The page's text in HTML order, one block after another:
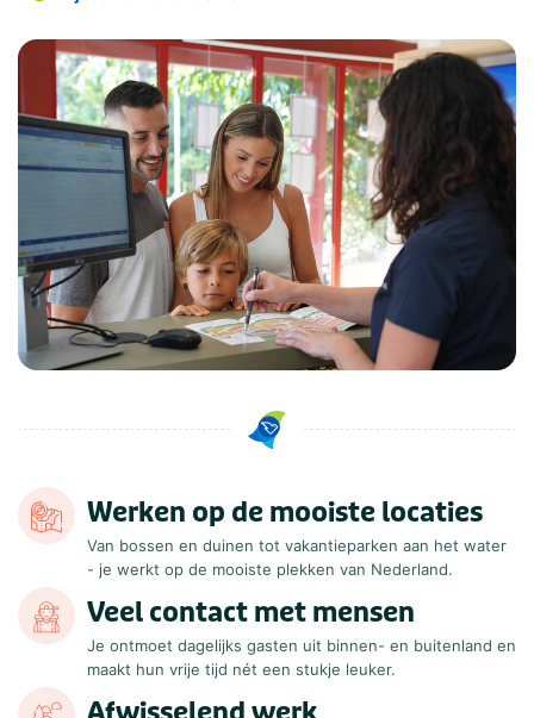
Werken op de mooiste locaties
Van bossen en duinen tot vakantieparken aan het water
- je werkt op de mooiste plekken van Nederland.
Veel contact met mensen
Je ontmoet dagelijks gasten uit binnen- en buitenland en
maakt hun vrije tijd nét een stukje leuker.